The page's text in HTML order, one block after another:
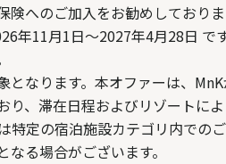
険へのご加入をお勧めしておりま
年11月1日〜2027年4月28日
となります。本オファーは、
り、滞在日程およびリゾートに
特定の宿泊施設カテゴリ内で
なる場合がございます。